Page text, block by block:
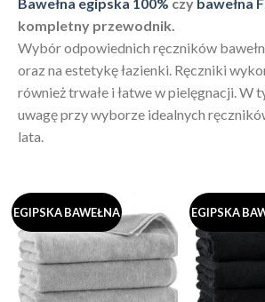
kompletny przewodnik.
Wybór odpowiednich ręczników
oraz na estetykę łazienki. Ręczniki
również trwałe i łatwe w pielęgnacji.
uwagę przy wyborze idealnych
lata.
EGIPSKA BAWEŁNA EGIPSKA